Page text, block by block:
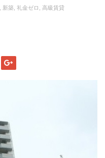
新築 礼金ゼロ
高級賃貸